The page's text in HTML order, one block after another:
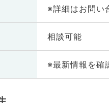
※詳細はお問い
相談可能
※最新情報を確